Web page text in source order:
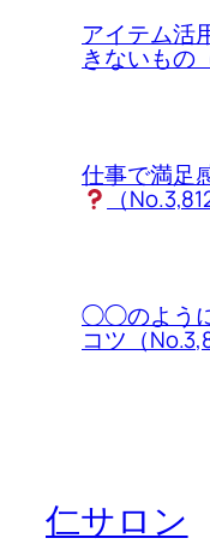
アイテム活
きないもの
仕事で満足
（
◯◯のよう
コツ（
仁サロン